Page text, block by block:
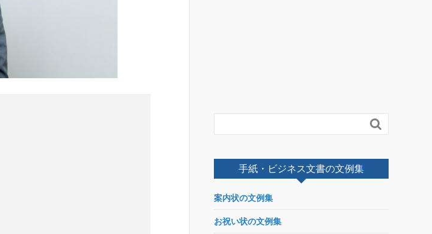

手紙・ビジネス文書の文例集
案内状の文例集
お祝い状の文例集